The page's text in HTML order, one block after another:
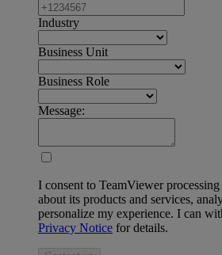
Industry
Business Unit
Business Role
Message:
I consent to TeamViewer
about its products and services,
personalize my experience. I can
Privacy Notice for details.